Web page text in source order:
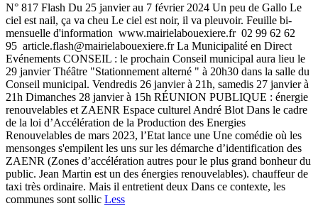
N° 817 Flash Du 25 janvier au 7 février 2024 Un peu de Gallo Le
ciel est nail, ça va cheu Le ciel est noir, il va pleuvoir. Feuille bi­
mensuelle d'information ­ www.mairie­labouexiere.fr ­ 02 99 62 62
95 ­ article.flash@mairie­labouexiere.fr La Municipalité en Direct
Evénements CONSEIL : le prochain Conseil municipal aura lieu le
29 janvier Théâtre "Stationnement alterné " à 20h30 dans la salle du
Conseil municipal. Vendredis 26 janvier à 21h, samedis 27 janvier à
21h Dimanches 28 janvier à 15h RÉUNION PUBLIQUE : énergie
renouvelables et ZA­ENR Espace culturel André Blot Dans le cadre
de la loi d’Accélération de la Production des Energies
Renouvelables de mars 2023, l’Etat lance une Une comédie où les
mensonges s'empilent les uns sur les démarche d’identification des
ZA­ENR (Zones d’accélération autres pour le plus grand bonheur du
public. Jean Martin est un des énergies renouvelables). chauffeur de
taxi très ordinaire. Mais il entretient deux Dans ce contexte, les
communes sont sollic Less